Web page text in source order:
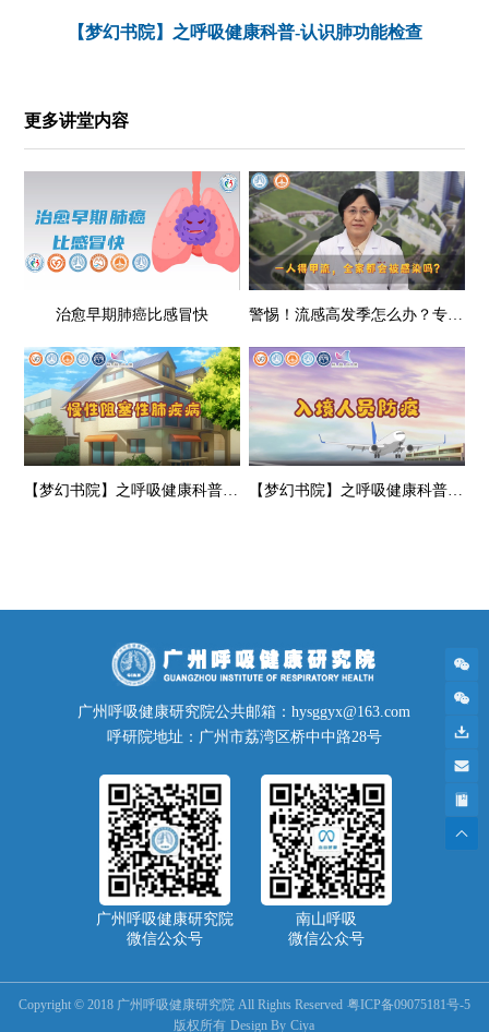
【梦幻书院】之呼吸健康科普-认识肺功能检查
更多讲堂内容
治愈早期肺癌比感冒快 警惕！流感高发季怎么办？专家来支招→
【梦幻书院】之呼吸健康科普-慢性阻塞性肺疾病 【梦幻书院】之呼吸健康科普-入境人员的防疫秘笈
广州呼吸健康研究院公共邮箱：hysggyx@163.com
呼研院地址：广州市荔湾区桥中中路28号
广州呼吸健康研究院
微信公众号
南山呼吸
微信公众号
Copyright © 2018 广州呼吸健康研究院 All Rights Reserved 粤ICP备09075181号-5
版权所有 Design By Ciya